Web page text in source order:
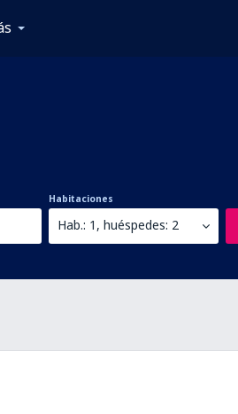
Habitaciones
Hab.: 1, huéspedes: 2